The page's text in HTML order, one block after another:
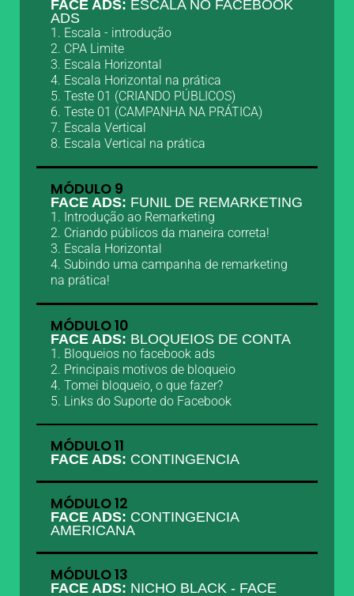
FACE ADS: ESCALA NO FACEBOOK
ADS
1. Escala - introdução
2. CPA Limite
3. Escala Horizontal
4. Escala Horizontal na prática
5. Teste 01 (CRIANDO PÚBLICOS)
6. Teste 01 (CAMPANHA NA PRÁTICA)
7. Escala Vertical
8. Escala Vertical na prática
MÓDULO 9
FACE ADS: FUNIL DE REMARKETING
1. Introdução ao Remarketing
2. Criando públicos da maneira correta!
3. Escala Horizontal
4. Subindo uma campanha de remarketing
na prática!
MÓDULO 10
FACE ADS: BLOQUEIOS DE CONTA
1. Bloqueios no facebook ads
2. Principais motivos de bloqueio
4. Tomei bloqueio, o que fazer?
5. Links do Suporte do Facebook
MÓDULO 11
FACE ADS: CONTINGENCIA
MÓDULO 12
FACE ADS: CONTINGENCIA
AMERICANA
MÓDULO 13
FACE ADS: NICHO BLACK - FACE